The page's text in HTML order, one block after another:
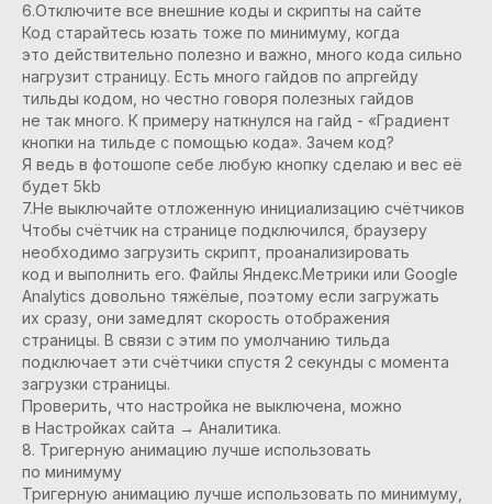
6.Отключите все внешние коды и скрипты на сайте
Код старайтесь юзать тоже по минимуму, когда
это действительно полезно и важно, много кода сильно
нагрузит страницу. Есть много гайдов по апргейду
тильды кодом, но честно говоря полезных гайдов
не так много. К примеру наткнулся на гайд - «Градиент
кнопки на тильде с помощью кода». Зачем код?
Я ведь в фотошопе себе любую кнопку сделаю и вес её
будет 5kb
7.Не выключайте отложенную инициализацию счётчиков
Чтобы счётчик на странице подключился, браузеру
необходимо загрузить скрипт, проанализировать
код и выполнить его. Файлы Яндекс.Метрики или Google
Analytics довольно тяжёлые, поэтому если загружать
их сразу, они замедлят скорость отображения
страницы. В связи с этим по умолчанию тильда
подключает эти счётчики спустя 2 секунды с момента
загрузки страницы.
Проверить, что настройка не выключена, можно
в Настройках сайта → Аналитика.
8. Тригерную анимацию лучше использовать
по минимуму
Тригерную анимацию лучше использовать по минимуму,